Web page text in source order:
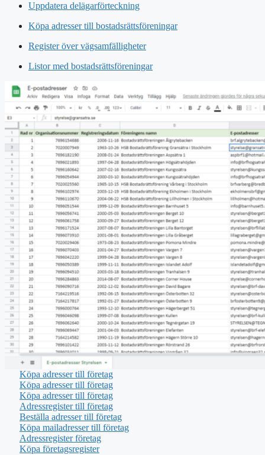
Uppdatera delägarförteckning
Köpa adresser till bostadsrättsföreningar
Register över vägsamfälligheter
Listor med bostadsrättsföreningar
Köpa adresser till företag
Köpa adresser till företag
Köpa adresser till företag
Adressregister till företag
Beställa adresser till företag
Köpa mailadresser till företag
Adressregister företag
Köpa företagsregister